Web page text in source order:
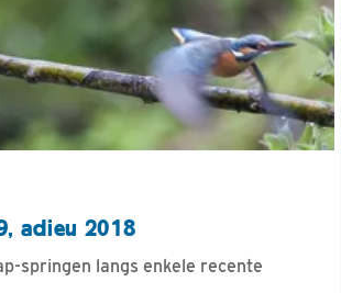
adieu 2018
springen langs enkele recente